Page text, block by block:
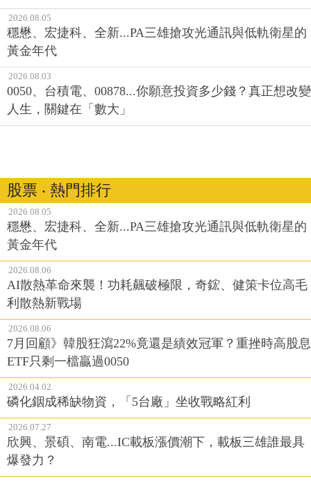
2026.08.05
穩懋、宏捷科、全新...PA三雄搶攻光通訊與低軌衛星的
黃金年代
2026.08.03
0050、台積電、00878...你願意投資多少錢？真正想改變
人生，關鍵在「數大」
股票 ‧ 熱門排行
2026.08.05
穩懋、宏捷科、全新...PA三雄搶攻光通訊與低軌衛星的
黃金年代
2026.08.06
AI散熱革命來襲！功耗飆破極限，奇鋐、健策卡位高毛
利散熱新戰場
2026.08.06
7月回顧》韓股狂瀉22%竟還是績效冠軍？重挫時高股息
ETF只剩一檔贏過0050
2026.04.02
磷化銦成稀缺物資，「5台廠」坐收戰略紅利
2026.07.27
欣興、景碩、南電...IC載板漲價潮下，載板三雄誰最具
爆發力？